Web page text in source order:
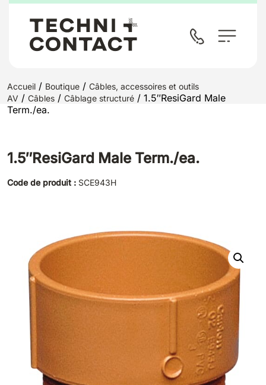
Accueil / Boutique / Câbles, accessoires et outils
AV / Câbles / Câblage structuré / 1.5″ResiGard Male
Term./ea.
1.5″ResiGard Male Term./ea.
Code de produit : SCE943H